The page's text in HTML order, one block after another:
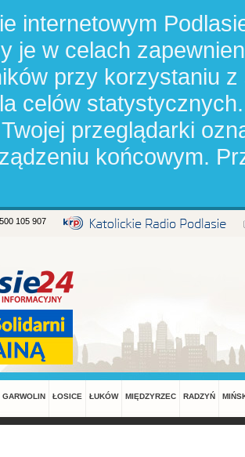
internetowym
je w celach
przy korzystaniu
celów
przeglądarki
końcowym.
500 105 907
GARWOLIN ŁOSICE ŁUKÓW MIĘDZYRZEC RADZYŃ